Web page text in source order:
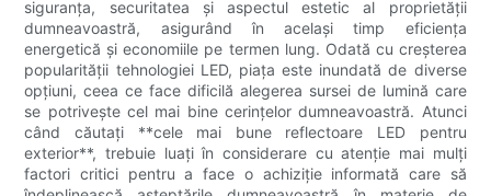
siguranța, securitatea și aspectul estetic al proprietății
dumneavoastră, asigurând în același timp eficiența
energetică și economiile pe termen lung. Odată cu creșterea
popularității tehnologiei LED, piața este inundată de diverse
opțiuni, ceea ce face dificilă alegerea sursei de lumină care
se potrivește cel mai bine cerințelor dumneavoastră. Atunci
când căutați **cele mai bune reflectoare LED pentru
exterior**, trebuie luați în considerare cu atenție mai mulți
factori critici pentru a face o achiziție informată care să